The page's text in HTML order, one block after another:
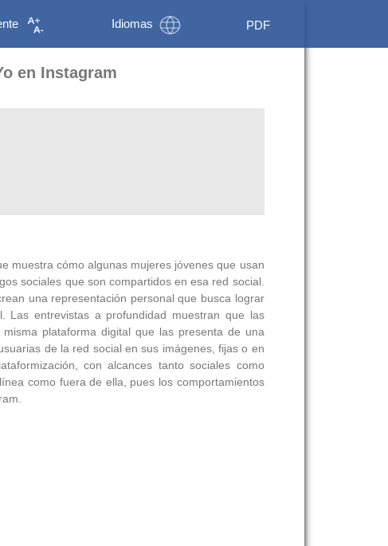
Idiomas PDF
en Instagram
muestra cómo algunas mujeres jóvenes que usan
sociales que son compartidos en esa red social.
una representación personal que busca lograr
Las entrevistas a profundidad muestran que las
plataforma digital que las presenta de una
de la red social en sus imágenes, fijas o en
con alcances tanto sociales como
como fuera de ella, pues los comportamientos